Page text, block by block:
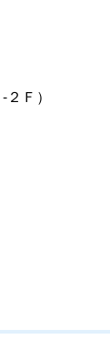
-２Ｆ）